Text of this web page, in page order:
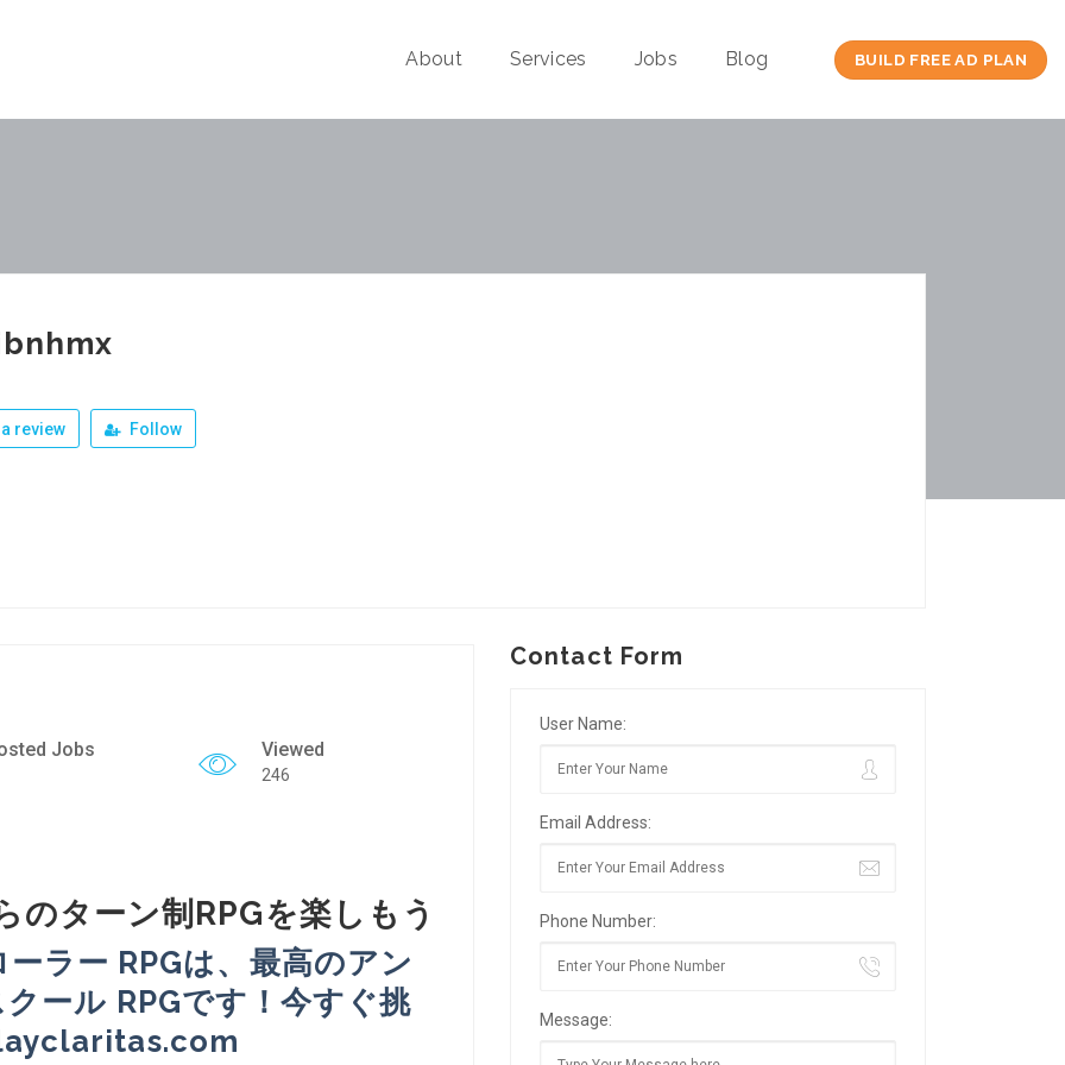
About Services Jobs Blog BUILD FREE AD PLAN
review Follow
Jobs Viewed
246
ターン制RPGを楽しもう
ラー RPGは、最高のアン
ール RPGです！今すぐ挑
Contact Form
User Name:
Email Address:
Phone Number:
Message: